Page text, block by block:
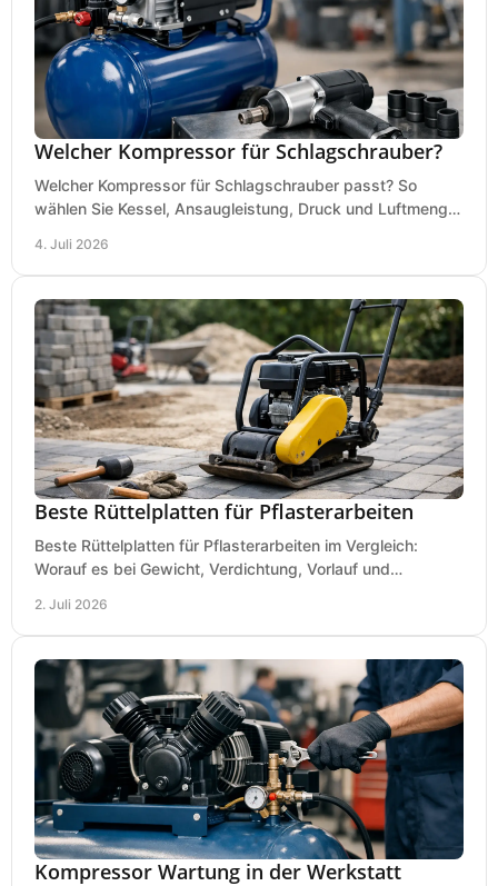
Welcher Kompressor für Schlagschrauber?
Welcher Kompressor für Schlagschrauber passt? So
wählen Sie Kessel, Ansaugleistung, Druck und Luftmenge
4. Juli 2026
Beste Rüttelplatten für Pflasterarbeiten
Beste Rüttelplatten für Pflasterarbeiten im Vergleich:
Worauf es bei Gewicht, Verdichtung, Vorlauf und
2. Juli 2026
Kompressor Wartung in der Werkstatt